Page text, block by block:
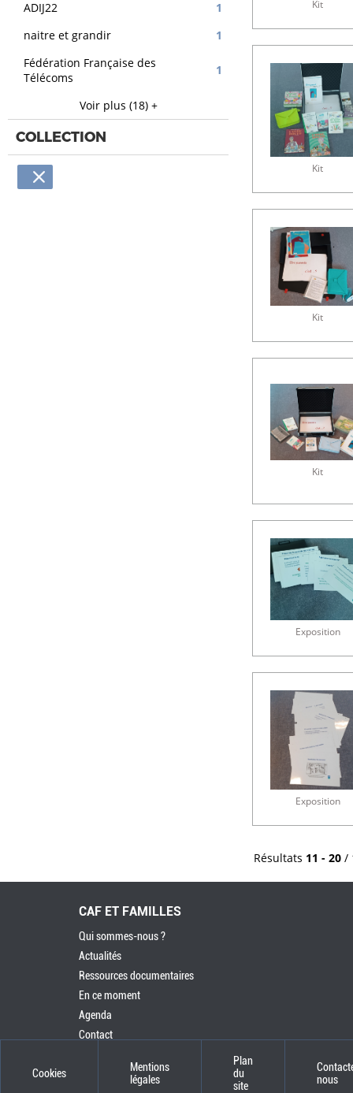
ADIJ22
1
naitre et grandir
1
Fédération Française des
Télécoms
1
Voir plus (18) +
COLLECTION
Kit
Kit
Kit
Kit
Exposition
Exposition
Résultats 11 - 20 /
CAF ET FAMILLES
Qui sommes-nous ?
Actualités
Ressources documentaires
En ce moment
Agenda
Contact
Cookies
Mentions
légales
Plan
du
site
nous